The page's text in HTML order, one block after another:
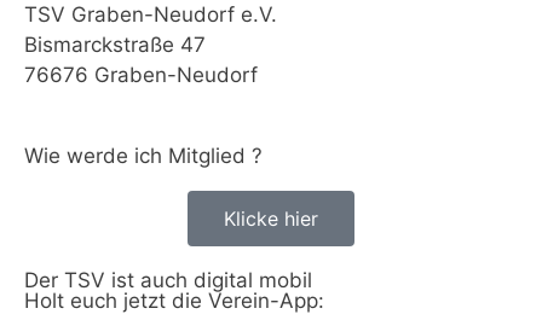
TSV Graben-Neudorf e.V.
Bismarckstraße 47
76676 Graben-Neudorf
Wie werde ich Mitglied ?
Klicke hier
Der TSV ist auch digital mobil
Holt euch jetzt die Verein-App: